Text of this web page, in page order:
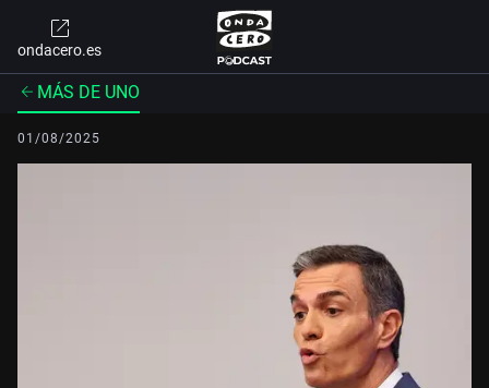
ondacero.es
MÁS DE UNO
01/08/2025